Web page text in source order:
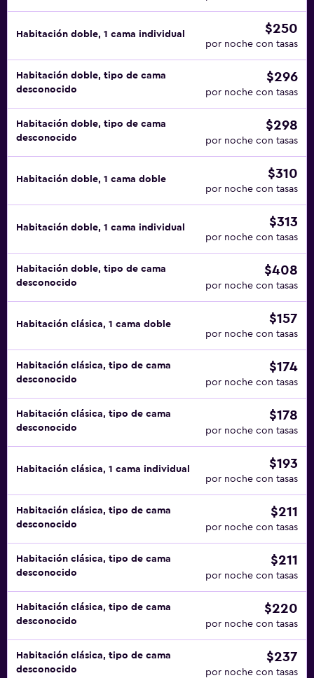
Habitación doble, 1 cama individual $250
por noche con tasas
Habitación doble, tipo de cama
desconocido
$296
por noche con tasas
Habitación doble, tipo de cama
desconocido
$298
por noche con tasas
Habitación doble, 1 cama doble $310
por noche con tasas
Habitación doble, 1 cama individual $313
por noche con tasas
Habitación doble, tipo de cama
desconocido
$408
por noche con tasas
Habitación clásica, 1 cama doble $157
por noche con tasas
Habitación clásica, tipo de cama
desconocido
$174
por noche con tasas
Habitación clásica, tipo de cama
desconocido
$178
por noche con tasas
Habitación clásica, 1 cama individual $193
por noche con tasas
Habitación clásica, tipo de cama
desconocido
$211
por noche con tasas
Habitación clásica, tipo de cama
desconocido
$211
por noche con tasas
Habitación clásica, tipo de cama
desconocido
$220
por noche con tasas
Habitación clásica, tipo de cama
desconocido
$237
por noche con tasas